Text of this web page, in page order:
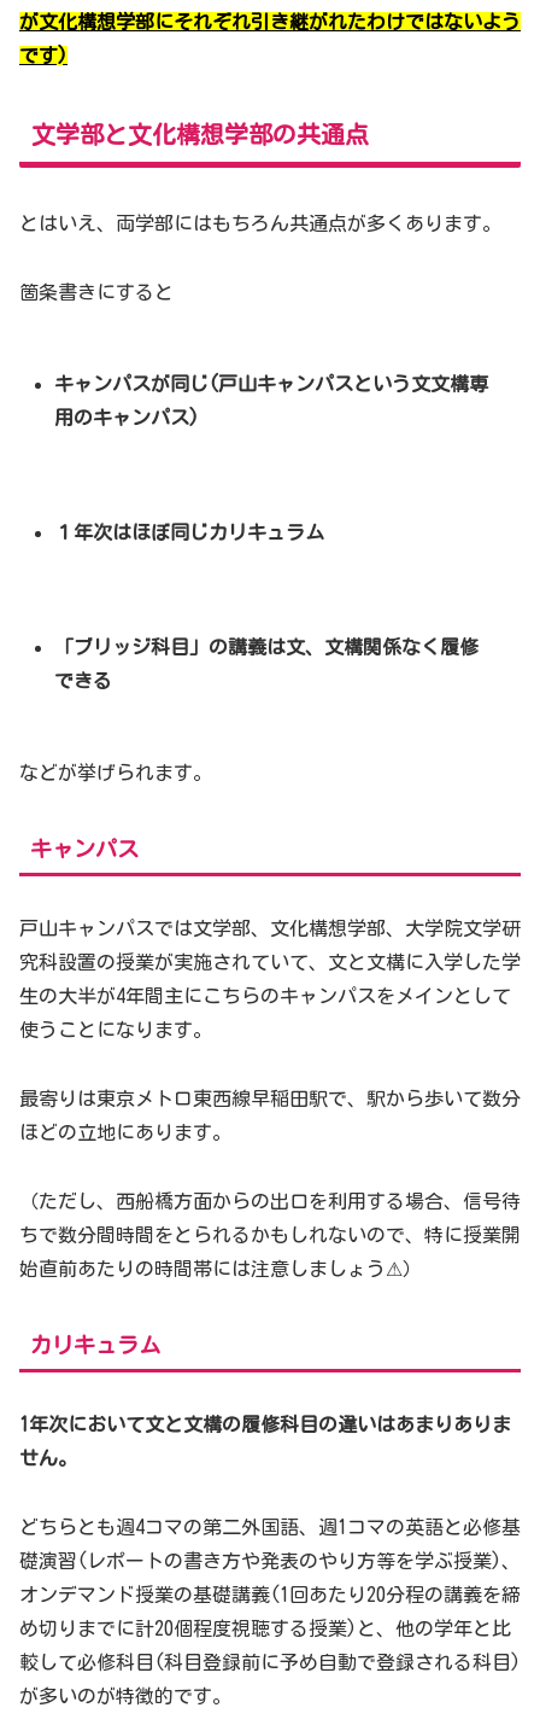
が文化構想学部にそれぞれ引き継がれたわけではないよう
です)
文学部と文化構想学部の共通点
とはいえ、両学部にはもちろん共通点が多くあります。
箇条書きにすると
キャンパスが同じ(戸山キャンパスという文文構専
用のキャンパス)
１年次はほぼ同じカリキュラム
「ブリッジ科目」の講義は文、文構関係なく履修
できる
などが挙げられます。
キャンパス
戸山キャンパスでは文学部、文化構想学部、大学院文学研
究科設置の授業が実施されていて、文と文構に入学した学
生の大半が4年間主にこちらのキャンパスをメインとして
使うことになります。
最寄りは東京メトロ東西線早稲田駅で、駅から歩いて数分
ほどの立地にあります。
（ただし、西船橋方面からの出口を利用する場合、信号待
ちで数分間時間をとられるかもしれないので、特に授業開
始直前あたりの時間帯には注意しましょう⚠）
カリキュラム
1年次において文と文構の履修科目の違いはあまりありま
せん。
どちらとも週4コマの第二外国語、週1コマの英語と必修基
礎演習(レポートの書き方や発表のやり方等を学ぶ授業)、
オンデマンド授業の基礎講義(1回あたり20分程の講義を締
め切りまでに計20個程度視聴する授業)と、他の学年と比
較して必修科目(科目登録前に予め自動で登録される科目)
が多いのが特徴的です。